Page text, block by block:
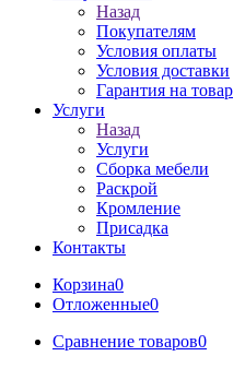
Назад
Покупателям
Условия оплаты
Условия доставки
Гарантия на товар
Услуги
Назад
Услуги
Сборка мебели
Раскрой
Кромление
Присадка
Контакты
Корзина0
Отложенные0
Сравнение товаров0